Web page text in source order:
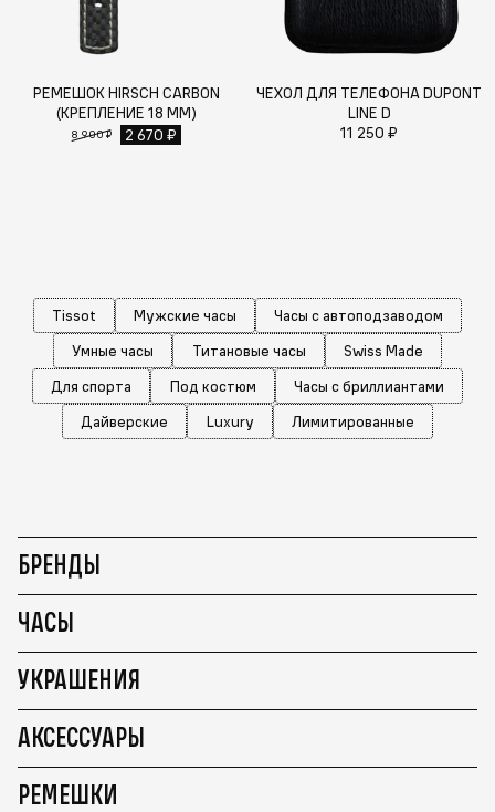
РЕМЕШОК HIRSCH CARBON
(КРЕПЛЕНИЕ 18 ММ)
8 900 ₽ 2 670 ₽
ЧЕХОЛ ДЛЯ ТЕЛЕФОНА DUPONT
LINE D
11 250 ₽
Tissot Мужские часы
Часы с автоподзаводом
Умные часы
Титановые часы
Swiss Made
Для спорта
Под костюм
Часы с бриллиантами
Дайверские
Luxury Лимитированные
БРЕНДЫ
ЧАСЫ
УКРАШЕНИЯ
АКСЕССУАРЫ
РЕМЕШКИ